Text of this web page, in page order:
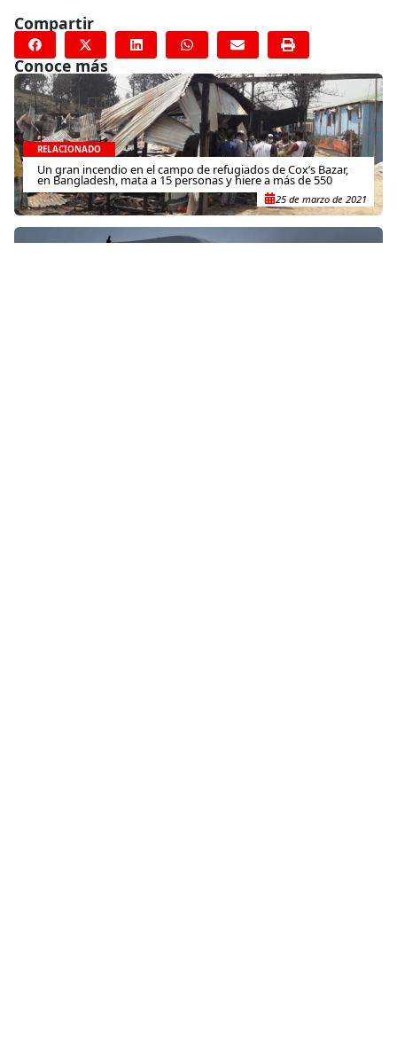
Compartir
Conoce más
RELACIONADO
Un gran incendio en el campo de refugiados de Cox’s Bazar,
en Bangladesh, mata a 15 personas y hiere a más de 550
25 de marzo de 2021